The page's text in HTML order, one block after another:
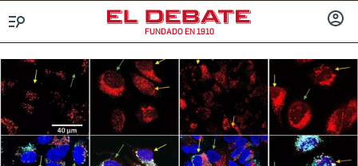
FUNDADO EN 1910